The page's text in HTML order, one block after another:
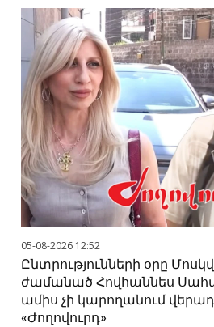
05-08-2026 12:52
Ընտրությունների օրը
ժամանած Հովհաննես
ամիս չի կարողանում
«Ժողովուրդ»